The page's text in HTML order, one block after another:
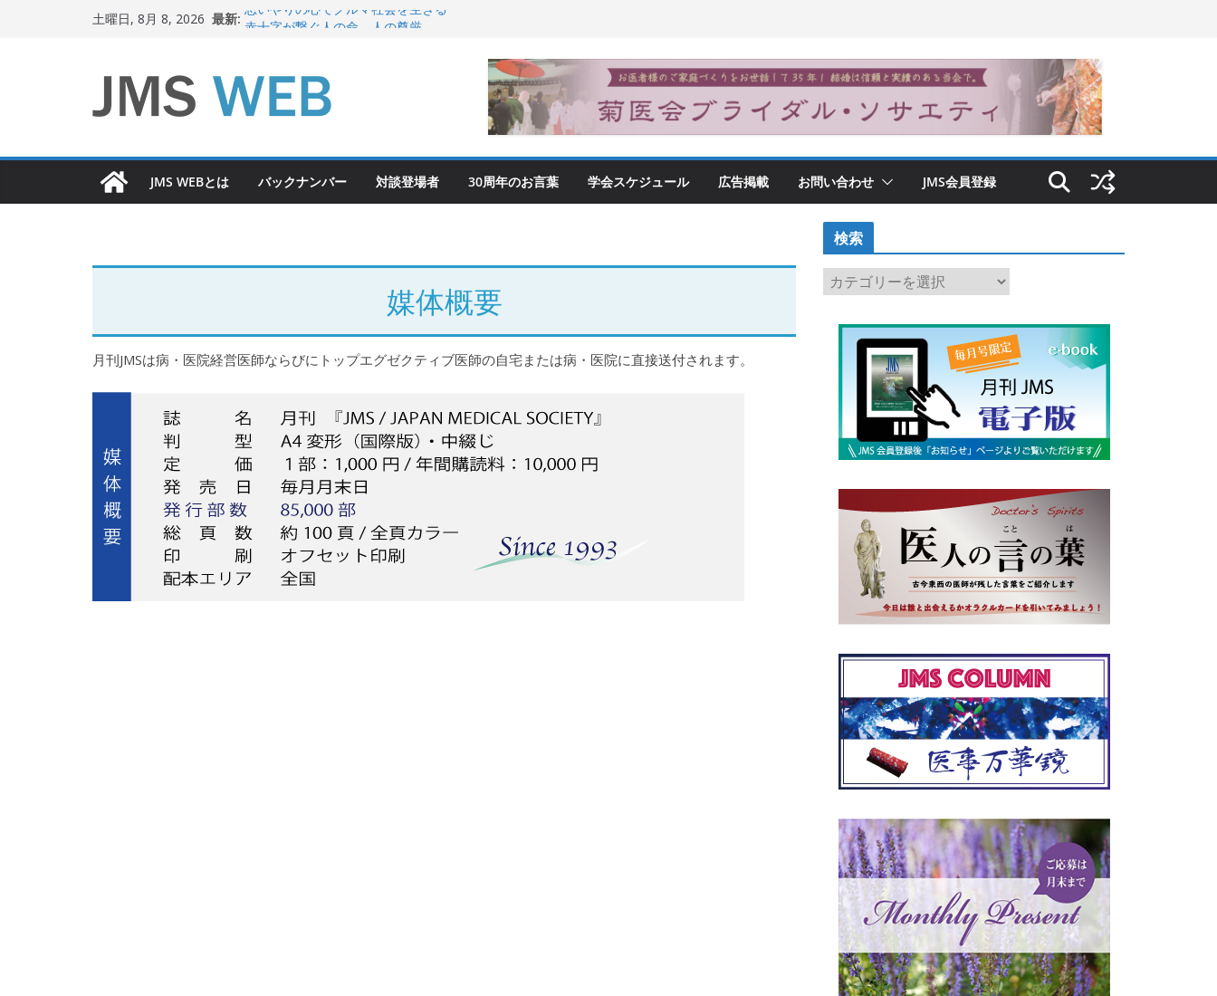
ス
土曜日, 8月 8, 2026 最新: 思いやりの心でクルマ社会を生きる
関東大震災から100 年
新生ニッポン！
JMS WEBとは バックナンバー 対談登場者 30周年のお言葉 学会スケジュール 広告掲載 お問い合わせ JMS会員登録
媒体概要
月刊JMSは病・医院経営医師ならびにトップエグゼクティブ医師の自宅または病・医院に直接送付されます。
検索
検
索